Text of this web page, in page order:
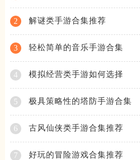
2 解谜类手游合集推荐
3 轻松简单的音乐手游合集
4 模拟经营类手游如何选择
5 极具策略性的塔防手游合集
6 古风仙侠类手游合集推荐
7 好玩的冒险游戏合集推荐